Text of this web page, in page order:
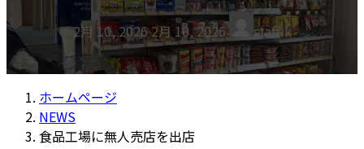
2月 10, 2026最
終
更
新
:
2月 10, 2026 staff-k
ホームページ
NEWS
食品工場に無人売店を出店